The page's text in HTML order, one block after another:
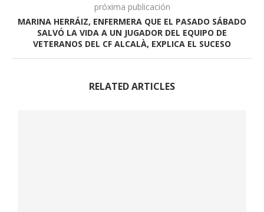
próxima publicación
MARINA HERRÁIZ, ENFERMERA QUE EL PASADO SÁBADO
SALVÓ LA VIDA A UN JUGADOR DEL EQUIPO DE
VETERANOS DEL CF ALCALÀ, EXPLICA EL SUCESO
RELATED ARTICLES